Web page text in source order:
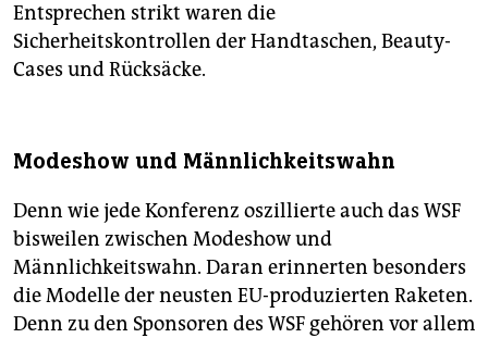
Entsprechen strikt waren die
Sicherheitskontrollen der Handtaschen, Beauty-
Cases und Rücksäcke.
Modeshow und Männlichkeitswahn
Denn wie jede Konferenz oszillierte auch das WSF
bisweilen zwischen Modeshow und
Männlichkeitswahn. Daran erinnerten besonders
die Modelle der neusten EU-produzierten Raketen.
Denn zu den Sponsoren des WSF gehören vor allem